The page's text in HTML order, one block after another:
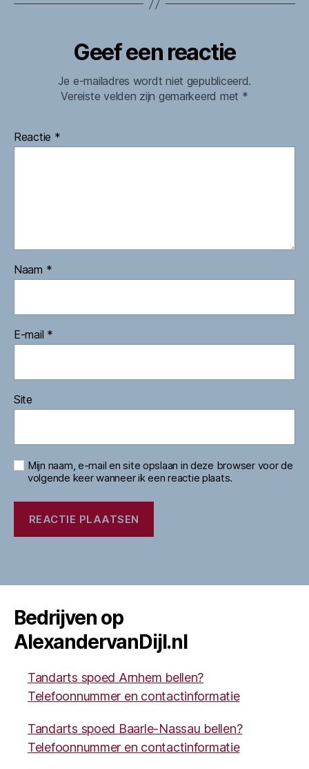
Geef een reactie
Je e-mailadres wordt niet gepubliceerd.
Vereiste velden zijn gemarkeerd met *
Reactie *
Naam *
E-mail *
Site
Mijn naam, e-mail en site opslaan in deze browser voor de
volgende keer wanneer ik een reactie plaats.
Bedrijven op
AlexandervanDijl.nl
Tandarts spoed Arnhem bellen?
Telefoonnummer en contactinformatie
Tandarts spoed Baarle-Nassau bellen?
Telefoonnummer en contactinformatie